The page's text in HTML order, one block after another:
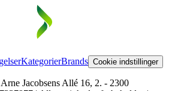
KategorierBrands Cookie indstillinger
Jacobsens Allé 16, 2. - 2300